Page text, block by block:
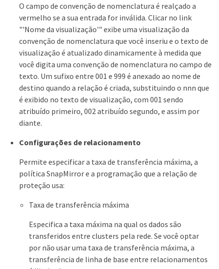
O campo de convenção de nomenclatura é realçado a
vermelho se a sua entrada for inválida. Clicar no link
"'Nome da visualização'" exibe uma visualização da
convenção de nomenclatura que você inseriu e o texto de
visualização é atualizado dinamicamente à medida que
você digita uma convenção de nomenclatura no campo de
texto. Um sufixo entre 001 e 999 é anexado ao nome de
destino quando a relação é criada, substituindo o nnn que
é exibido no texto de visualização, com 001 sendo
atribuído primeiro, 002 atribuído segundo, e assim por
diante.
Configurações de relacionamento
Permite especificar a taxa de transferência máxima, a
política SnapMirror e a programação que a relação de
proteção usa:
Taxa de transferência máxima
Especifica a taxa máxima na qual os dados são
transferidos entre clusters pela rede. Se você optar
por não usar uma taxa de transferência máxima, a
transferência de linha de base entre relacionamentos